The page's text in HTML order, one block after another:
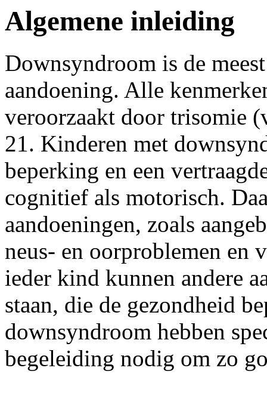
Algemene inleiding
Downsyndroom is de
aandoening. Alle
veroorzaakt door trisomie
21. Kinderen met
beperking en een
cognitief als motorisch.
aandoeningen, zoals
neus- en oorproblemen en
ieder kind kunnen andere
staan, die de gezondheid
downsyndroom hebben
begeleiding nodig om zo